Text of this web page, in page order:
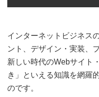
インターネットビジネス
ント、デザイン・実装、
新しい時代のWebサイト
き」といえる知識を網羅
のです。